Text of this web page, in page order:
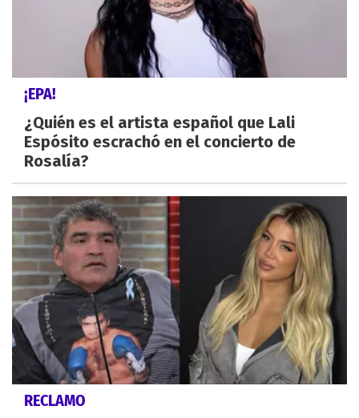
¡EPA!
¿Quién es el artista español que Lali
Espósito escrachó en el concierto de
Rosalía?
RECLAMO